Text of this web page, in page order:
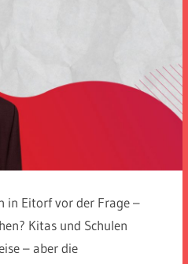
in Eitorf vor der Frage –
Kitas und Schulen
– aber die